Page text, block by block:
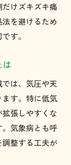
けズキズキ痛
を避けるため
す。
は
は、気圧や天
す。特に低気
張しやすくな
気象病とも呼
整する工夫が